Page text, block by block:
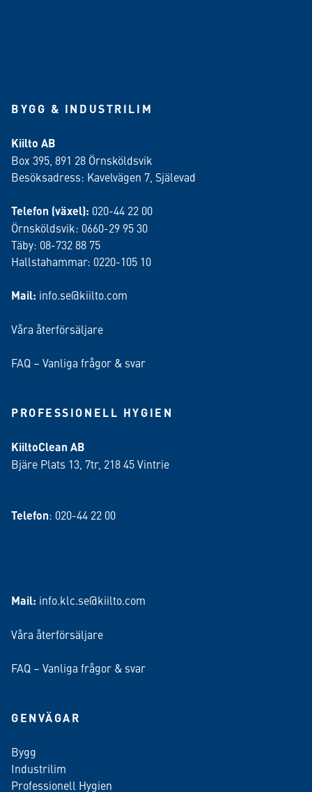
BYGG & INDUSTRILIM
Kiilto AB
Box 395, 891 28 Örnsköldsvik
Besöksadress: Kavelvägen 7, Själevad
Telefon (växel): 020-44 22 00
Örnsköldsvik: 0660-29 95 30
Täby: 08-732 88 75
Hallstahammar: 0220-105 10
Mail: info.se@kiilto.com
Våra återförsäljare
FAQ – Vanliga frågor & svar
PROFESSIONELL HYGIEN
KiiltoClean AB
Bjäre Plats 13, 7tr, 218 45 Vintrie
Telefon: 020-44 22 00
Mail: info.klc.se@kiilto.com
Våra återförsäljare
FAQ – Vanliga frågor & svar
GENVÄGAR
Bygg
Industrilim
Professionell Hygien